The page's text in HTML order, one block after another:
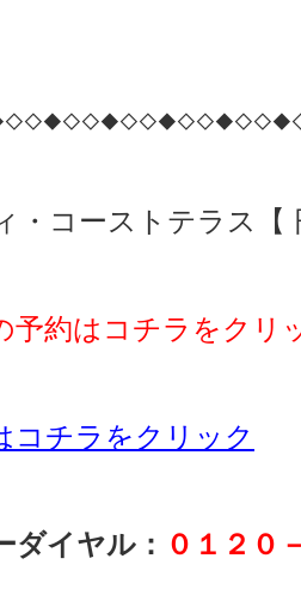
・コーストテラス【
予約はコチラをクリ
コチラをクリック
ダイヤル： ０１２０